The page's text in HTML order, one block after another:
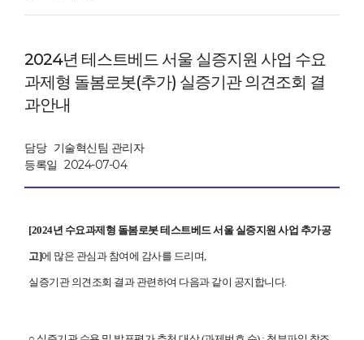
2024년 테스트베드 서울 실증지원 사업 수요
과제형 돌봄로봇(추가) 실증기관 의견조회 결
과안내
담당 기술혁신팀 관리자
등록일 2024-07-04
[2024년 수요과제형 돌봄로봇 테스트베드 서울실증지원 사업 추가공
고]에 많은 관심과 참여에 감사를 드리며,
실증기관 의견조회 결과 관련하여 다음과 같이 공지합니다.